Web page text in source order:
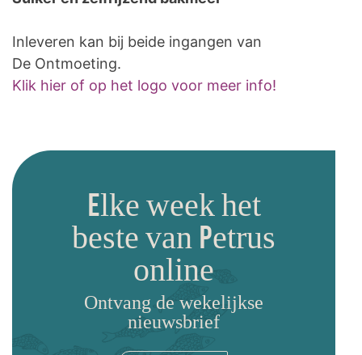
Inleveren kan bij beide ingangen van
De Ontmoeting.
Klik hier of op het logo voor meer info!
Elke week het
beste van Petrus
online
Ontvang de wekelijkse
nieuwsbrief